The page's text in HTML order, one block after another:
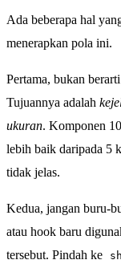
Ada beberapa hal
menerapkan pola ini.
Pertama, bukan
Tujuannya adalah
ukuran. Komponen
lebih baik daripada 5
tidak jelas.
Kedua, jangan buru-
atau hook baru
tersebut. Pindah ke